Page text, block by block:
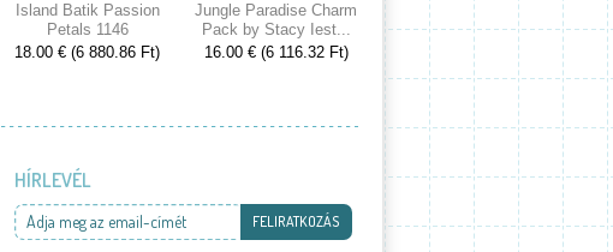
Island Batik Passion
Petals 1146
18.00 € (6 880.86 Ft)
Jungle Paradise Charm
Pack by Stacy Iest...
16.00 € (6 116.32 Ft)
Cranberries and Cream
Charm Pack by 3...
16.00 € (6 116.32 Ft)
HÍRLEVÉL
Adja meg az email-címét FELIRATKOZÁS